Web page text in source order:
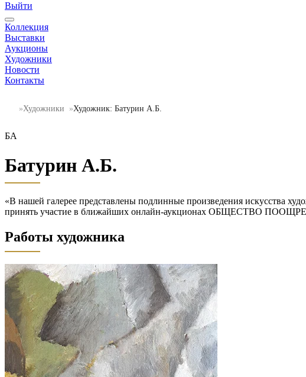
Выйти
Коллекция
Выставки
Аукционы
Художники
Новости
Контакты
Художники Художник: Батурин А.Б.
БА
Батурин А.Б.
«В нашей галерее представлены подлинные произведения искусства
принять участие в ближайших онлайн-аукционах ОБЩЕСТВО
Работы художника